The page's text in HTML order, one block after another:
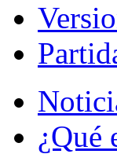
¿Qué